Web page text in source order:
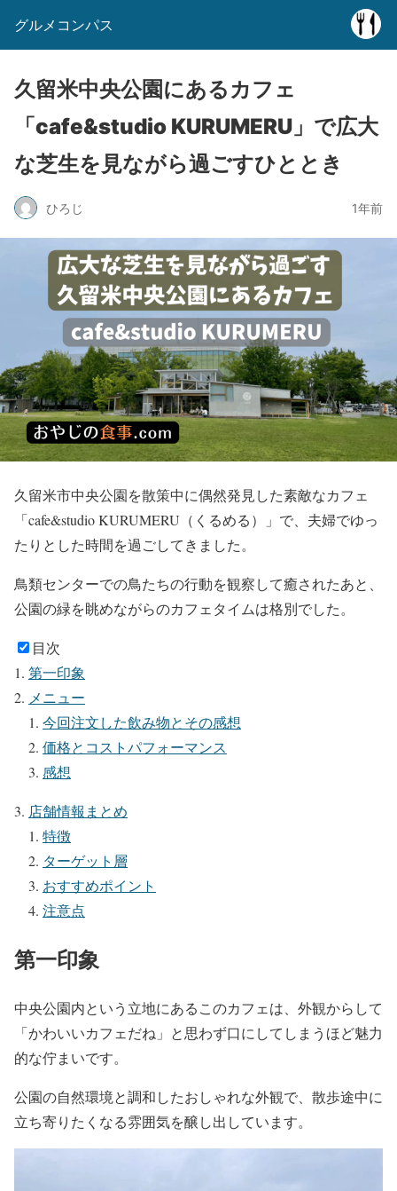
グルメコンパス
久留米中央公園にあるカフェ
「cafe&studio KURUMERU」で広大
な芝生を見ながら過ごすひととき
ひろじ 1年前
久留米市中央公園を散策中に偶然発見した素敵なカフェ
「cafe&studio KURUMERU（くるめる）」で、夫婦でゆっ
たりとした時間を過ごしてきました。
鳥類センターでの鳥たちの行動を観察して癒されたあと、
公園の緑を眺めながらのカフェタイムは格別でした。
目次
第一印象
メニュー
今回注文した飲み物とその感想
価格とコストパフォーマンス
感想
店舗情報まとめ
特徴
ターゲット層
おすすめポイント
注意点
第一印象
中央公園内という立地にあるこのカフェは、外観からして
「かわいいカフェだね」と思わず口にしてしまうほど魅力
的な佇まいです。
公園の自然環境と調和したおしゃれな外観で、散歩途中に
立ち寄りたくなる雰囲気を醸し出しています。